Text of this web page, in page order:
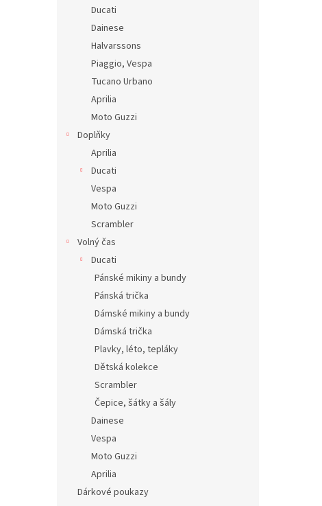
Ducati
Dainese
Halvarssons
Piaggio, Vespa
Tucano Urbano
Aprilia
Moto Guzzi
Doplňky
Aprilia
Ducati
Vespa
Moto Guzzi
Scrambler
Volný čas
Ducati
Pánské mikiny a bundy
Pánská trička
Dámské mikiny a bundy
Dámská trička
Plavky, léto, tepláky
Dětská kolekce
Scrambler
Čepice, šátky a šály
Dainese
Vespa
Moto Guzzi
Aprilia
Dárkové poukazy